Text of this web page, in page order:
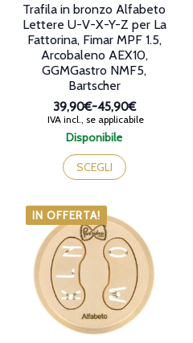
Disponibile
Trafila in bronzo Alfabeto
Lettere U-V-X-Y-Z per La
Fattorina, Fimar MPF 1.5,
Arcobaleno AEX10,
GGMGastro NMF5,
Bartscher
39,90€-45,90€
Fascia
di
da
39,90€
45,90€
IVA incl., se applicabile
SCEGLI
Questo
prodotto
ha
varianti.
Le
opzioni
possono
essere
scelte
nella
pagina
del
IN OFFERTA!